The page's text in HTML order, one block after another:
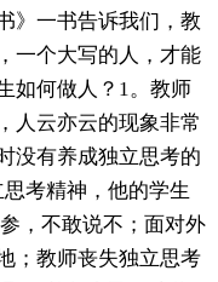
》一书告诉我们，教
一个大写的人，才能
如何做人？1。教师
人云亦云的现象非常
没有养成独立思考的
考精神，他的学生
，不敢说不；面对外
；教师丧失独立思考